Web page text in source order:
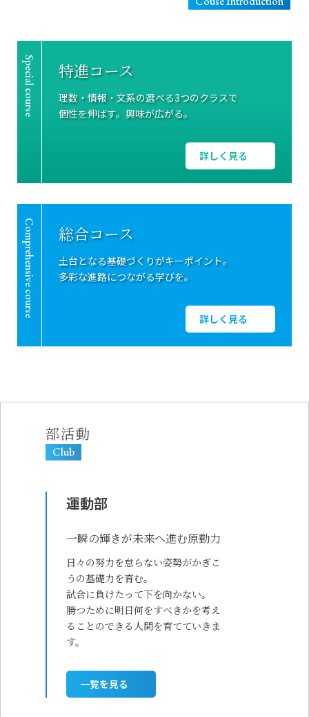
Special course 特進コース
理数・情報・文系の選べる3つのクラスで
個性を伸ばす。興味が広がる。
詳しく見る
Comprehensive course 総合コース
土台となる基礎づくりがキーポイント。
多彩な進路につながる学びを。
詳しく見る
部活動
Club
運動部
一瞬の輝きが未来へ進む原動力
日々の努力を怠らない姿勢がかぎこ
うの基礎力を育む。
試合に負けたって下を向かない。
勝つために明日何をすべきかを考え
ることのできる人間を育てていきま
す。
一覧を見る